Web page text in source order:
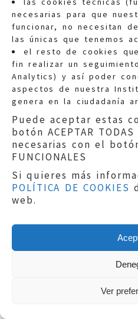
necesarias para que
funcionar, no necesitan
las únicas que tenemos
el resto de cookies
fin realizar un
Analytics) y así poder
aspectos de nuestra
genera en la ciudadanía
Puede aceptar estas
botón ACEPTAR
necesarias con el
FUNCIONALES
Si quieres más
POLÍTICA DE COOKIES
web.
Ver
adscrito a la
Zaragoza. La
en una serie de
el General ha
principales
aragonesas...
Gobierno de
analizar la
COVID-19 en
Comunidad
de los